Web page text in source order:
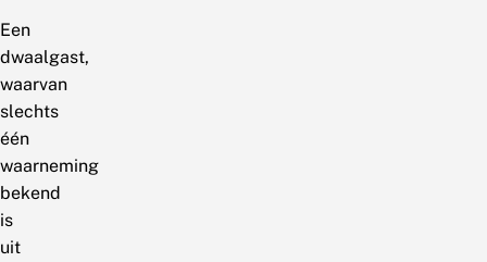
Een
dwaalgast,
waarvan
slechts
één
waarneming
bekend
is
uit